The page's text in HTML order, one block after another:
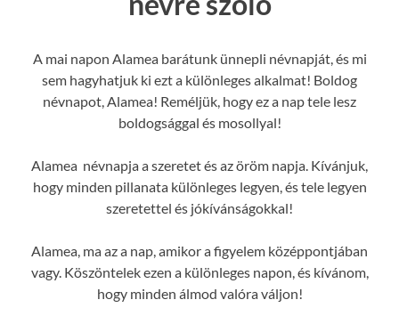
A mai napon Alamea barátunk ünnepli névnapját, és mi
sem hagyhatjuk ki ezt a különleges alkalmat! Boldog
névnapot, Alamea! Reméljük, hogy ez a nap tele lesz
boldogsággal és mosollyal!
Alamea névnapja a szeretet és az öröm napja. Kívánjuk,
hogy minden pillanata különleges legyen, és tele legyen
szeretettel és jókívánságokkal!
Alamea, ma az a nap, amikor a figyelem középpontjában
vagy. Köszöntelek ezen a különleges napon, és kívánom,
hogy minden álmod valóra váljon!